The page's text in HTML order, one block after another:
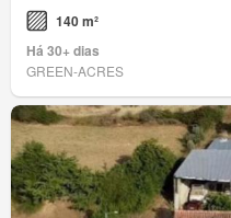
140 m²
Há 30+ dias
GREEN-ACRES